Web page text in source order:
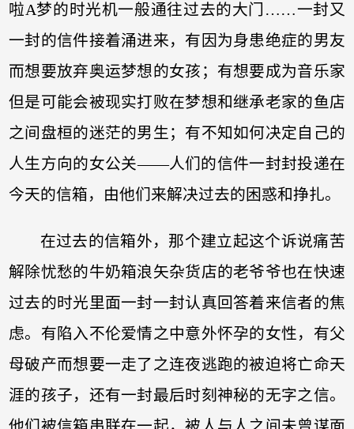
啦A梦的时光机一般通往过去的大门……一封又
一封的信件接着涌进来，有因为身患绝症的男友
而想要放弃奥运梦想的女孩；有想要成为音乐家
但是可能会被现实打败在梦想和继承老家的鱼店
之间盘桓的迷茫的男生；有不知如何决定自己的
人生方向的女公关——人们的信件一封封投递在
今天的信箱，由他们来解决过去的困惑和挣扎。
在过去的信箱外，那个建立起这个诉说痛苦
解除忧愁的牛奶箱浪矢杂货店的老爷爷也在快速
过去的时光里面一封一封认真回答着来信者的焦
虑。有陷入不伦爱情之中意外怀孕的女性，有父
母破产而想要一走了之连夜逃跑的被迫将亡命天
涯的孩子，还有一封最后时刻神秘的无字之信。